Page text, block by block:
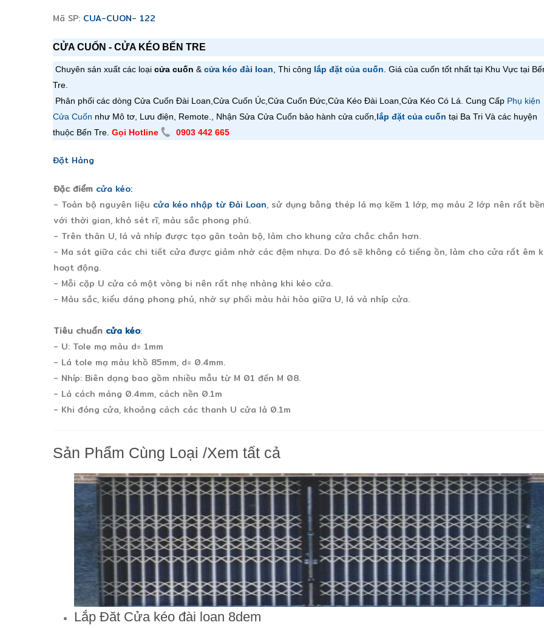
Mã SP: CUA-CUON- 122
CỬA CUỐN - CỬA KÉO BẾN TRE
Chuyên sản xuất các loại cửa cuốn & cửa kéo đài loan , Thi công lắp đặt của cuốn . Giá của cuốn tốt nhất tại Khu Vực tại
Tre.
Phân phối các dòng Cửa Cuốn Đài Loan, Cửa Cuốn Úc, Cửa Cuốn Đức, Cửa Kéo Đài Loan, Cửa Kéo Có Lá . Cung Cấp Phụ kiện
Cửa Cuốn như Mô tơ, Lưu điện, Remote., Nhận Sửa Cửa Cuốn bảo hành cửa cuốn, lắp đặt của cuốn tại Ba Tri Và các huyện
thuộc Bến Tre. Gọi Hotline 0903 442 665
Đặt Hàng
Đặc điểm cửa kéo:
- Toàn bộ nguyên liệu cửa kéo nhập từ Đài Loan, sử dụng bằng thép lá mạ kẽm 1 lớp, mạ màu 2 lớp nên rất
với thời gian, khó sét rĩ, màu sắc phong phú.
- Trên thân U, lá và nhíp được tạo gân toàn bộ, làm cho khung cửa chắc chắn hơn.
- Ma sát giữa các chi tiết cửa được giảm nhờ các đệm nhựa. Do đó sẽ không có tiếng ồn, làm cho cửa rất êm
hoạt động.
- Mỗi cặp U cửa có một vòng bi nên rất nhẹ nhàng khi kéo cửa.
- Màu sắc, kiểu dáng phong phú, nhờ sự phối màu hài hòa giữa U, lá và nhíp cửa.
Tiêu chuẩn cửa kéo:
- U: Tole mạ màu d= 1mm
- Lá tole mạ màu khồ 85mm, d= 0.4mm.
- Nhíp: Biên dạng bao gồm nhiều mẫu từ M 01 đến M 08.
- Lá cách máng 0.4mm, cách nền 0.1m
- Khi đóng cửa, khoảng cách các thanh U cửa là 0.1m
Sản Phẩm Cùng Loại /Xem tất cả
Lắp Đăt Cửa kéo đài loan 8dem